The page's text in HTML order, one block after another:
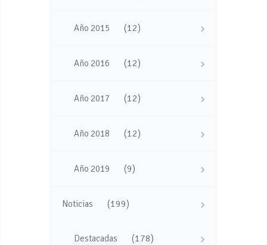
Año 2015 (12)
Año 2016 (12)
Año 2017 (12)
Año 2018 (12)
Año 2019 (9)
Noticias (199)
Destacadas (178)